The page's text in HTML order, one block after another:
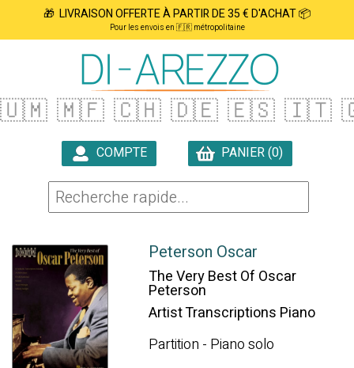
🎁 LIVRAISON OFFERTE À PARTIR DE 35 € D'ACHAT 📦
Pour les envois en 🇫🇷 métropolitaine
🇺🇲 🇲🇫 🇨🇭 🇩🇪 🇪🇸 🇮🇹
COMPTE
PANIER (0)
Peterson Oscar
The Very Best Of Oscar
Peterson
Artist Transcriptions Piano
Partition - Piano solo